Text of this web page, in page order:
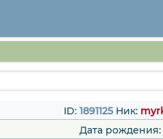
ID: 1891125Ник:
Дата рождения: